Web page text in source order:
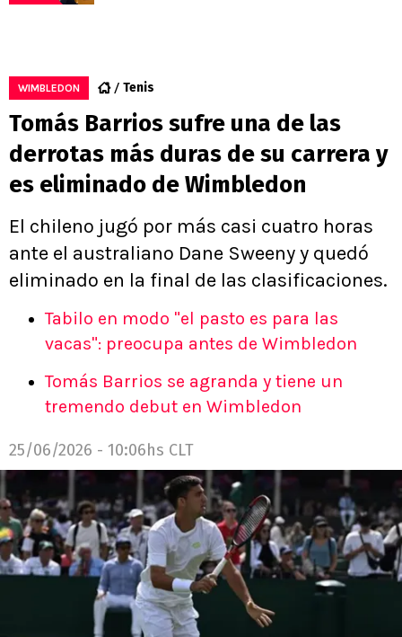
WIMBLEDON Tenis
Tomás Barrios sufre una de las
derrotas más duras de su carrera y
es eliminado de Wimbledon
El chileno jugó por más casi cuatro horas
ante el australiano Dane Sweeny y quedó
eliminado en la final de las clasificaciones.
Tabilo en modo "el pasto es para las
vacas": preocupa antes de Wimbledon
Tomás Barrios se agranda y tiene un
tremendo debut en Wimbledon
25/06/2026 - 10:06hs CLT